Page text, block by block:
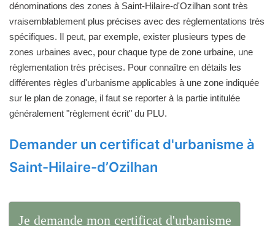
dénominations des zones à Saint-Hilaire-d'Ozilhan sont très
vraisemblablement plus précises avec des règlementations très
spécifiques. Il peut, par exemple, exister plusieurs types de
zones urbaines avec, pour chaque type de zone urbaine, une
règlementation très précises. Pour connaître en détails les
différentes règles d'urbanisme applicables à une zone indiquée
sur le plan de zonage, il faut se reporter à la partie intitulée
généralement "règlement écrit" du PLU.
Demander un certificat d'urbanisme à
Saint-Hilaire-d’Ozilhan
Je demande mon certificat d'urbanisme